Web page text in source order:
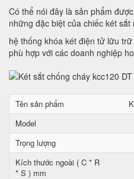
Có thể nói đây là sản phẩm
những đặc biệt của chiếc két sắt
hệ thống khóa két điện tử lữu
phù hợp với các doanh nghiệp
Tên sản phẩm
Model
Trọng lượng
Kích thước ngoài ( C * R
* S ) mm